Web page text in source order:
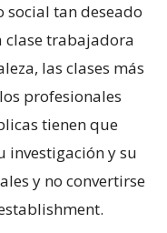
tan deseado
clase trabajadora
las clases más
profesionales
tienen que
investigación y su
y no convertirse